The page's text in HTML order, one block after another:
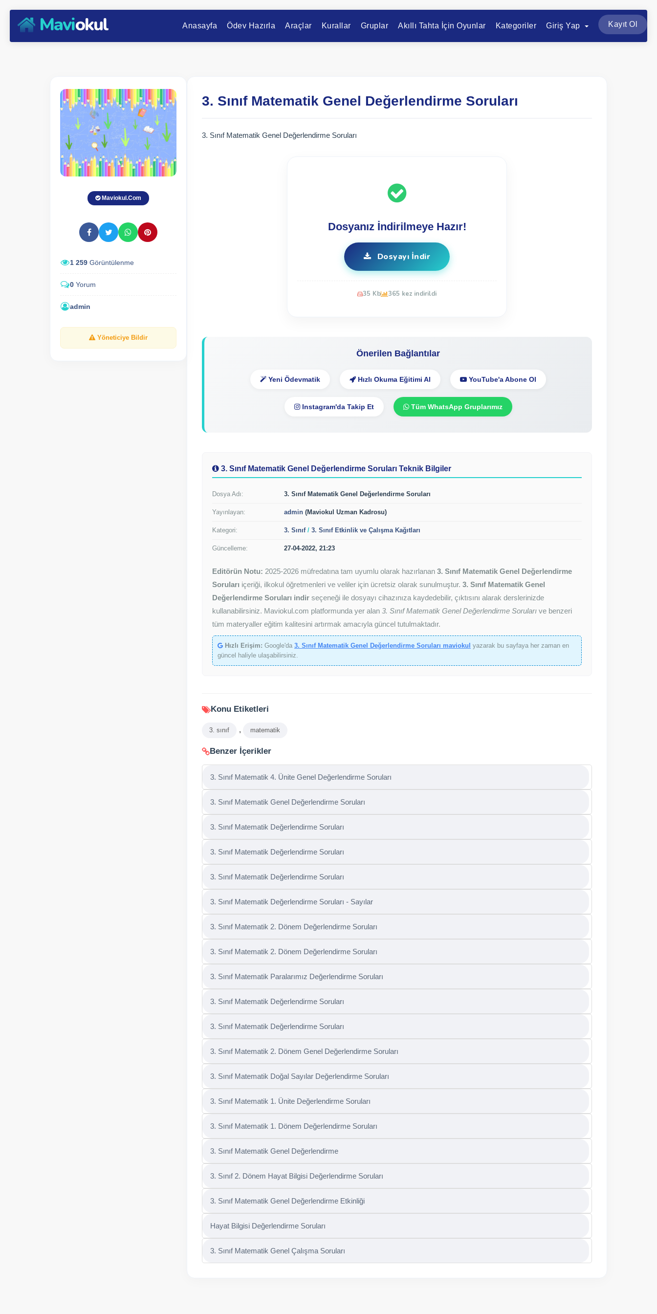
Maviokul Anasayfa Ödev Hazırla Araçlar Kurallar Gruplar Akıllı Tahta İçin Oyunlar Kategoriler Giriş Yap Kayıt Ol
Maviokul.Com
1 259 Görüntülenme
0 Yorum
admin
Yöneticiye Bildir
3. Sınıf Matematik Genel Değerlendirme Soruları
3. Sınıf Matematik Genel Değerlendirme Soruları
Dosyanız İndirilmeye Hazır!
Dosyayı İndir
35 Kb 365 kez indirildi
Önerilen Bağlantılar
Yeni Ödevmatik Hızlı Okuma Eğitimi Al YouTube'a Abone Ol
Instagram'da Takip Et Tüm WhatsApp Gruplarımız
3. Sınıf Matematik Genel Değerlendirme Soruları Teknik Bilgiler
Dosya Adı: 3. Sınıf Matematik Genel Değerlendirme Soruları
Yayınlayan: admin (Maviokul Uzman Kadrosu)
Kategori: 3. Sınıf/ 3. Sınıf Etkinlik ve Çalışma Kağıtları
Güncelleme: 27-04-2022, 21:23
Editörün Notu: 2025-2026 müfredatına tam uyumlu olarak hazırlanan 3. Sınıf Matematik Genel Değerlendirme
Soruları içeriği, ilkokul öğretmenleri ve veliler için ücretsiz olarak sunulmuştur. 3. Sınıf Matematik Genel
Değerlendirme Soruları indir seçeneği ile dosyayı cihazınıza kaydedebilir, çıktısını alarak derslerinizde
kullanabilirsiniz. Maviokul.com platformunda yer alan 3. Sınıf Matematik Genel Değerlendirme Soruları ve benzeri
tüm materyaller eğitim kalitesini artırmak amacıyla güncel tutulmaktadır.
Hızlı Erişim: Google'da 3. Sınıf Matematik Genel Değerlendirme Soruları maviokul yazarak bu sayfaya her zaman en
güncel haliyle ulaşabilirsiniz.
Konu Etiketleri
3. sınıf , matematik
Benzer İçerikler
3. Sınıf Matematik 4. Ünite Genel Değerlendirme Soruları
3. Sınıf Matematik Genel Değerlendirme Soruları
3. Sınıf Matematik Değerlendirme Soruları
3. Sınıf Matematik Değerlendirme Soruları
3. Sınıf Matematik Değerlendirme Soruları
3. Sınıf Matematik Değerlendirme Soruları - Sayılar
3. Sınıf Matematik 2. Dönem Değerlendirme Soruları
3. Sınıf Matematik 2. Dönem Değerlendirme Soruları
3. Sınıf Matematik Paralarımız Değerlendirme Soruları
3. Sınıf Matematik Değerlendirme Soruları
3. Sınıf Matematik Değerlendirme Soruları
3. Sınıf Matematik 2. Dönem Genel Değerlendirme Soruları
3. Sınıf Matematik Doğal Sayılar Değerlendirme Soruları
3. Sınıf Matematik 1. Ünite Değerlendirme Soruları
3. Sınıf Matematik 1. Dönem Değerlendirme Soruları
3. Sınıf Matematik Genel Değerlendirme
3. Sınıf 2. Dönem Hayat Bilgisi Değerlendirme Soruları
3. Sınıf Matematik Genel Değerlendirme Etkinliği
Hayat Bilgisi Değerlendirme Soruları
3. Sınıf Matematik Genel Çalışma Soruları